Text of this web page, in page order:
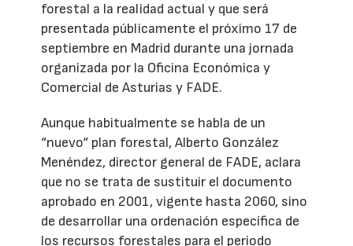
forestal a la realidad actual y que será
presentada públicamente el próximo 17 de
septiembre en Madrid durante una jornada
organizada por la Oficina Económica y
Comercial de Asturias y FADE.
Aunque habitualmente se habla de un
“nuevo“ plan forestal, Alberto González
Menéndez, director general de FADE, aclara
que no se trata de sustituir el documento
aprobado en 2001, vigente hasta 2060, sino
de desarrollar una ordenación específica de
los recursos forestales para el periodo